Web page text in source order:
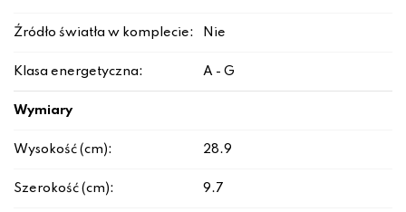
Źródło światła w komplecie: Nie
Klasa energetyczna: A - G
Wymiary
Wysokość (cm): 28.9
Szerokość (cm): 9.7